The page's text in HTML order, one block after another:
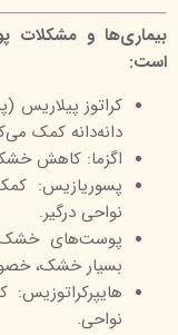
بیماری‌ها و مشکلات
است:
کراتوز
دانه‌دانه کمک
اگزما: کاهش
پسوریازیس:
نواحی درگیر.
پوست‌های خشک
بسیار خشک،
نواحی.